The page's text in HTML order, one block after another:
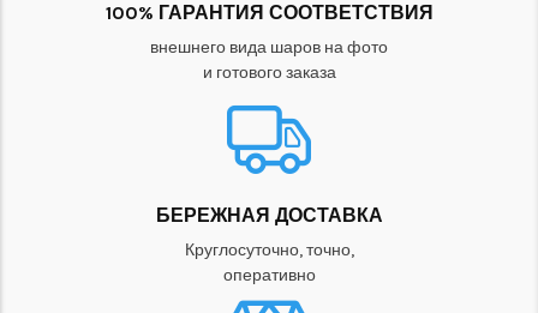
100% ГАРАНТИЯ СООТВЕТСТВИЯ
внешнего вида шаров на фото
и готового заказа
БЕРЕЖНАЯ ДОСТАВКА
Круглосуточно, точно,
оперативно